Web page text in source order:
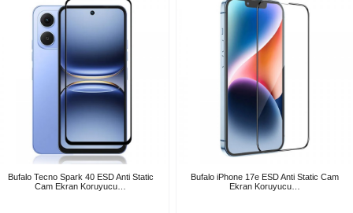
Bufalo Tecno Spark 40 ESD Anti Static
Cam Ekran Koruyucu…
Bufalo iPhone 17e ESD Anti Static Cam
Ekran Koruyucu…